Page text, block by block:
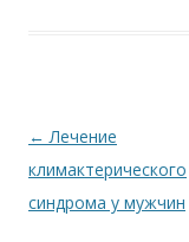
Навигация
по
записям
← Лечение
климактерического
синдрома у мужчин